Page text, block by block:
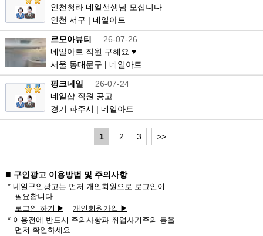
인천청라 네일선생님 모십니다
인천 서구 | 네일아트
르모아뷰티
26-07-26
네일아트 직원 구해요 ♥
서울 동대문구 | 네일아트
핑크네일
26-07-24
네일샵 직원 공고
경기 파주시 | 네일아트
1 2 3 >>
■ 구인광고 이용방법 및 주의사항
* 네일구인광고는 먼저 개인회원으로 로그인이
필요합니다.
로그인 하기 ▶️
개인회원가입 ▶️
* 이용전에 반드시 주의사항과 취업사기주의 등을
먼저 확인하세요.